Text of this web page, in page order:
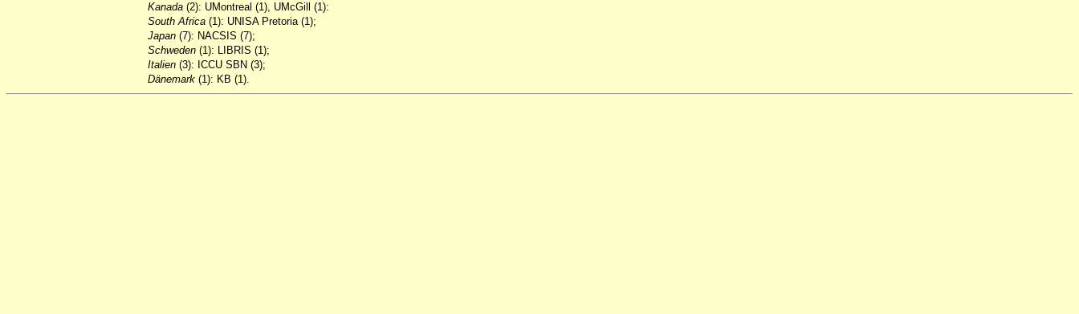
Kanada (2): UMontreal (1), UMcGill (1):
South Africa (1): UNISA Pretoria (1);
Japan (7): NACSIS (7);
Schweden (1): LIBRIS (1);
Italien (3): ICCU SBN (3);
Dänemark (1): KB (1).